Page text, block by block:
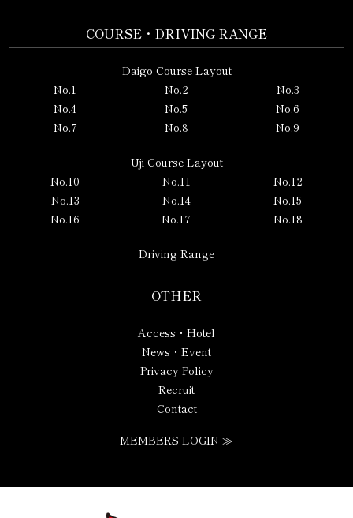
COURSE・DRIVING RANGE
Daigo Course Layout
No.1
No.2
No.3
No.4
No.5
No.6
No.7
No.8 No.9
Uji Course Layout
No.10
No.11
No.12
No.13
No.14
No.15
No.16
No.17 No.18
Driving Range
OTHER
Access・Hotel
News・Event
Privacy Policy
Recruit
Contact
MEMBERS LOGIN ≫